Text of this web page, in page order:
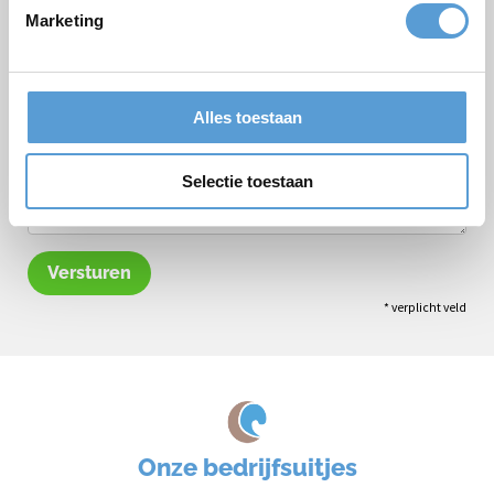
Marketing
Alles toestaan
Selectie toestaan
Versturen
* verplicht veld
Onze bedrijfsuitjes